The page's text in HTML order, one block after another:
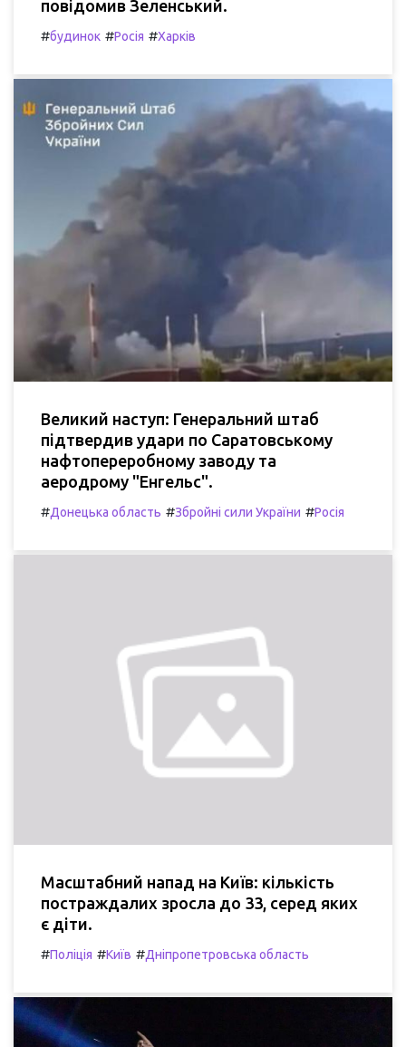
повідомив Зеленський.
#будинок #Росія #Харків
Великий наступ: Генеральний штаб
підтвердив удари по Саратовському
нафтопереробному заводу та
аеродрому "Енгельс".
#Донецька область #Збройні сили України #Росія
Масштабний напад на Київ: кількість
постраждалих зросла до 33, серед яких
є діти.
#Поліція #Київ #Дніпропетровська область